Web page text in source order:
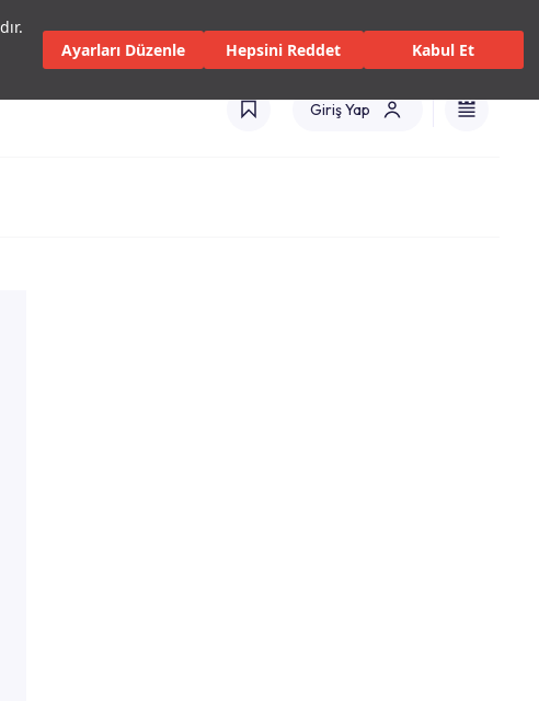
Ayarları Düzenle Hepsini Reddet Kabul Et
Servisler ve HizmetlerMağazalarKataloglar Uluslararası(TR)
Giriş Yap